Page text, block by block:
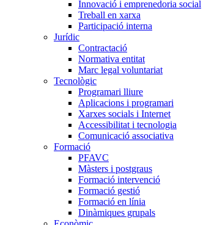
Innovació i emprenedoria social
Treball en xarxa
Participació interna
Jurídic
Contractació
Normativa entitat
Marc legal voluntariat
Tecnològic
Programari lliure
Aplicacions i programari
Xarxes socials i Internet
Accessibilitat i tecnologia
Comunicació associativa
Formació
PFAVC
Màsters i postgraus
Formació intervenció
Formació gestió
Formació en línia
Dinàmiques grupals